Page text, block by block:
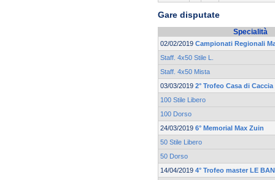
Gare disputate
Specialità
02/02/2019 Campionati Regionali
Staff. 4x50 Stile L.
Staff. 4x50 Mista
03/03/2019 2° Trofeo Casa di Caccia
100 Stile Libero
100 Dorso
24/03/2019 6° Memorial Max Zuin
50 Stile Libero
50 Dorso
14/04/2019 4° Trofeo master LE